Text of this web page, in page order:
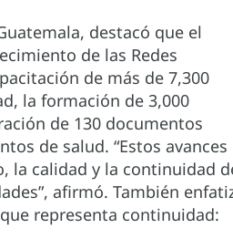
destacó que el
de las Redes
de más de 7,300
la formación de 3,000
de 130 documentos
de salud. “Estos avances
la calidad y la continuidad
afirmó. También
representa continuidad: